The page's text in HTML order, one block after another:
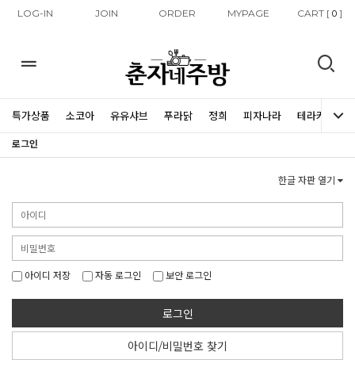
LOG-IN JOIN ORDER MYPAGE CART [ 0]
특가상품 소코아 유유샤브 푸라닭 정희 피자나라 테라커피
로그인
한글 자판 열기
아이디 저장 자동 로그인 보안 로그인
로그인
아이디/비밀번호 찾기